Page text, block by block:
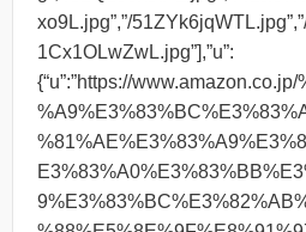
xo9L.jpg”,”/
1Cx1OLwZwL.jpg”],”u”:
{“u”:”https://